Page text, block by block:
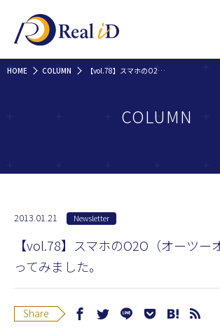
HOME COLUMN 【vol.78】スマホのO2O（オーツーオー）アプリ使ってみました。
COLUMN
2013.01.21 Newsletter
【vol.78】スマホのO2O（オーツー
ってみました。
Share